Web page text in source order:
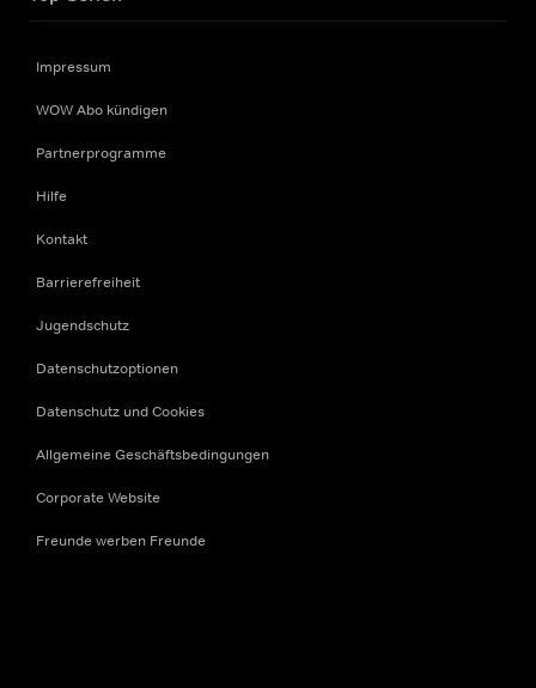
Impressum
WOW Abo kündigen
Partnerprogramme
Hilfe
Kontakt
Barrierefreiheit
Jugendschutz
Datenschutzoptionen
Datenschutz und Cookies
Allgemeine Geschäftsbedingungen
Corporate Website
Freunde werben Freunde